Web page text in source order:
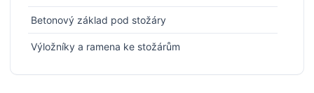
Betonový základ pod stožáry
Výložníky a ramena ke stožárům